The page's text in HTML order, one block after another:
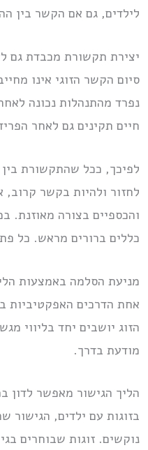
לילדים, גם אם הקשר בין
יצירת תקשורת מכבדת גם
סיום הקשר הזוגי אינו
נפרד מהתנהלות נכונה
חיים תקינים גם לאחר
לפיכך, ככל שהתקשורת בין
לחזור ולהיות בקשר
והכספיים בצורה מאוזנת.
כללים ברורים מראש. כל
מניעת הסלמה באמצעות
אחת הדרכים האפקטיביות
הזוג יושבים יחד בליווי
מודעת בדרך.
הליך הגישור מאפשר לדון
בזוגות עם ילדים, הגישור
נוקשים. זוגות שבוחרים